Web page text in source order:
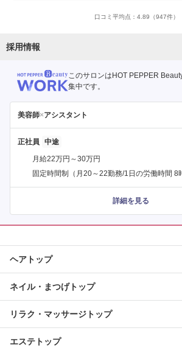
口コミ平均点： 4.89 （947件）
採用情報
このサロンはHOT PEPPER
集中です。
美容師×アシスタント
正社員
月給22万円～30万円
固定時間制（月20～22勤務/1日の労働時間 8
詳細を見る
ヘアトップ
ネイル・まつげトップ
リラク・マッサージトップ
エステトップ